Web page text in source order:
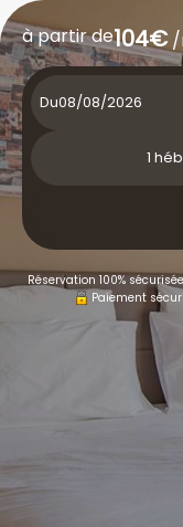
à partir de104€/
Du
1
Réservation 100%
Paiement